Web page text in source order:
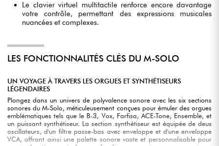
Le clavier virtuel multitactile renforce encore davantage
votre contrôle, permettant des expressions musicales
nuancées et complexes.
LES FONCTIONNALITÉS CLÉS DU M-SOLO
UN VOYAGE À TRAVERS LES ORGUES ET SYNTHÉTISEURS
LÉGENDAIRES
Plongez dans un univers de polyvalence sonore avec les six sections
sonores du M-Solo, méticuleusement conçues pour émuler des orgues
emblématiques tels que le B-3, Vox, Farfisa, ACE-Tone, Ensemble, et
un puissant synthétiseur. La section synthétiseur est équipée de deux
oscillateurs, d'un filtre passe-bas avec enveloppe et d'une enveloppe
VCA, offrant ainsi une palette sonore vaste et personnalisable pour